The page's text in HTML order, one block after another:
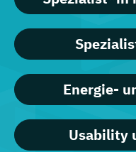
Energie-
Usability